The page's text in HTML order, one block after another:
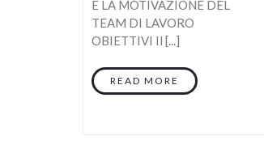
E LA MOTIVAZIONE DEL
TEAM DI LAVORO
OBIETTIVI Il [...]
READ MORE